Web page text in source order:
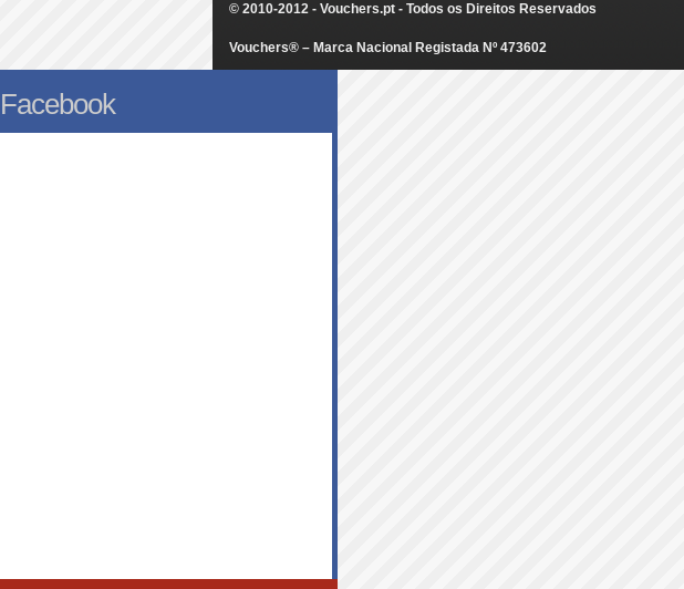
© 2010-2012 - Vouchers.pt - Todos os Direitos Reservados
Vouchers® – Marca Nacional Registada Nº 473602
Facebook